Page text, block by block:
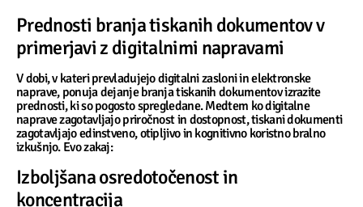
Prednosti branja tiskanih dokumentov v
primerjavi z digitalnimi napravami
V dobi, v kateri prevladujejo digitalni zasloni in elektronske
naprave, ponuja dejanje branja tiskanih dokumentov izrazite
prednosti, ki so pogosto spregledane. Medtem ko digitalne
naprave zagotavljajo priročnost in dostopnost, tiskani dokumenti
zagotavljajo edinstveno, otipljivo in kognitivno koristno bralno
izkušnjo. Evo zakaj:
Izboljšana osredotočenost in
koncentracija